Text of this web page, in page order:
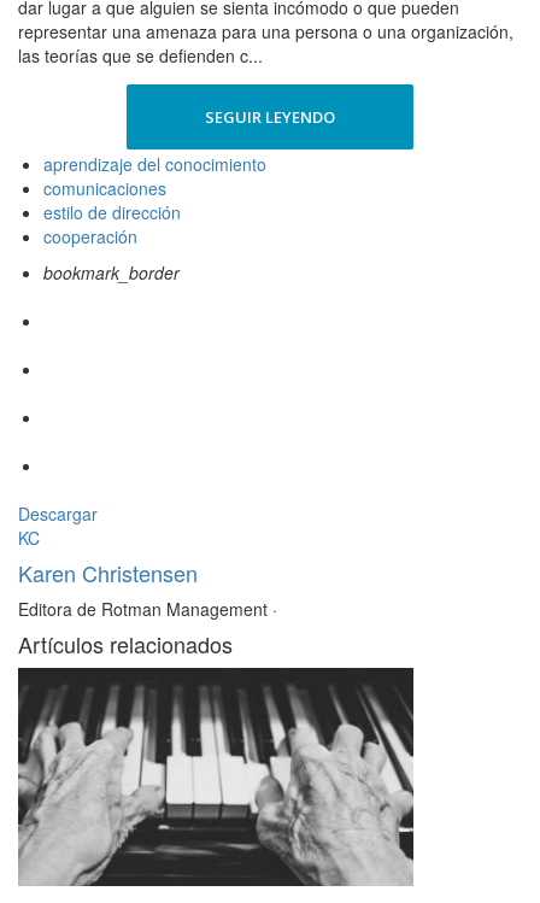
dar lugar a que alguien se sienta incómodo o que pueden
representar una amenaza para una persona o una organización,
las teorías que se defienden c...
SEGUIR LEYENDO
aprendizaje del conocimiento
comunicaciones
estilo de dirección
cooperación
bookmark_border
Descargar
KC
Karen Christensen
Editora de Rotman Management ·
Artículos relacionados